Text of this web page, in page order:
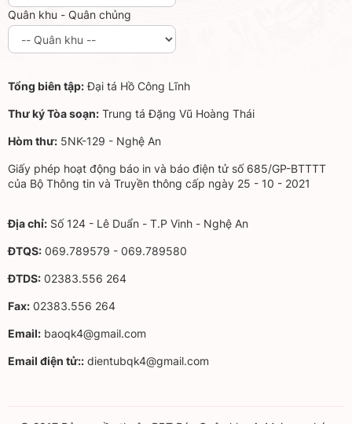
Quân khu - Quân chủng
Tổng biên tập:Đại tá Hồ Công Lĩnh
Thư ký Tòa soạn: Trung tá Đặng Vũ Hoàng Thái
Hòm thư: 5NK-129 - Nghệ An
Giấy phép hoạt động báo in và báo điện tử số 685/GP-BTTTT
của Bộ Thông tin và Truyền thông cấp ngày 25 - 10 - 2021
Địa chỉ: Số 124 - Lê Duẩn - T.P Vinh - Nghệ An
ĐTQS: 069.789579 - 069.789580
ĐTDS: 02383.556 264
Fax: 02383.556 264
Email: baoqk4@gmail.com
Email điện tử:: dientubqk4@gmail.com